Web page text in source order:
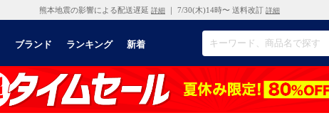
熊本地震の影響による配送遅延 詳細 ｜ 7/30(木)14時〜 送料改訂 詳細
ブランド ランキング 新着